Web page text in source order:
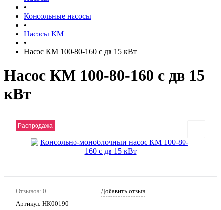
•
Консольные насосы
•
Насосы КМ
•
Насос КМ 100-80-160 с дв 15 кВт
Насос КМ 100-80-160 с дв 15
кВт
Распродажа
Отзывов: 0
Добавить отзыв
Артикул: НК00190